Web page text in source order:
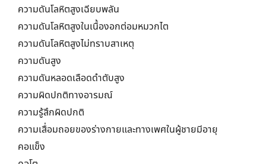
ความดันโลหิตสูงเฉียบพลัน
ความดันโลหิตสูงในเนื้องอกต่อมหมวกไต
ความดันโลหิตสูงไม่ทราบสาเหตุ
ความดันสูง
ความดันหลอดเลือดดำตับสูง
ความผิดปกติทางอารมณ์
ความรู้สึกผิดปกติ
ความเสื่อมถอยของร่างกายและทางเพศในผู้ชายมีอายุ
คอแข็ง